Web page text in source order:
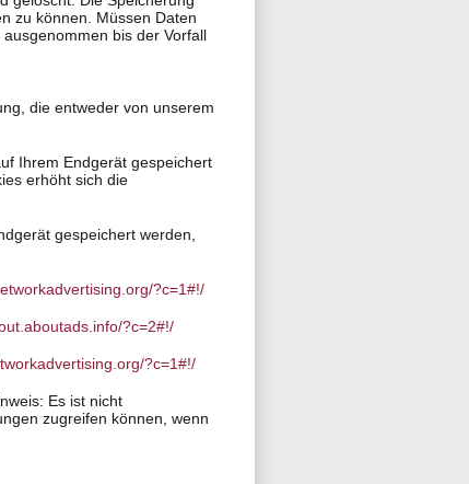
zu können. Müssen Daten
bis der Vorfall
die entweder von unserem
Ihrem Endgerät gespeichert
erhöht sich die
gespeichert werden,
?c=1#!/
?c=2#!/
?c=1#!/
Es ist nicht
zugreifen können, wenn